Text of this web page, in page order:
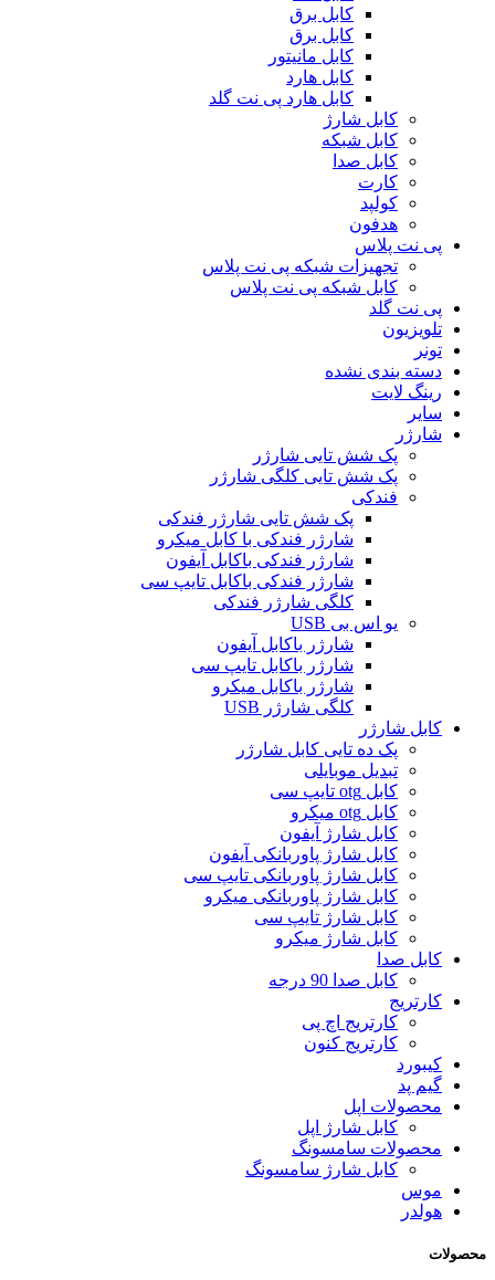
کابل برق
کابل برق
کابل مانیتور
کابل هارد
کابل هارد پی نت گلد
کابل شارژ
کابل شبکه
کابل صدا
کارت
کولپد
هدفون
پی نت پلاس
تجهیزات شبکه پی نت پلاس
کابل شبکه پی نت پلاس
پی نت گلد
تلویزیون
تونر
دسته بندی نشده
رینگ لایت
سایر
شارژر
پک شش تایی شارژر
پک شش تایی کلگی شارژر
فندکی
پک شش تایی شارژر فندکی
شارژر فندکی با کابل میکرو
شارژر فندکی باکابل آیفون
شارژر فندکی باکابل تایپ سی
کلگی شارژر فندکی
یو اس بی USB
شارژر باکابل آیفون
شارژر باکابل تایپ سی
شارژر باکابل میکرو
کلگی شارژر USB
کابل شارژر
پک ده تایی کابل شارژر
تبدیل موبایلی
کابل otg تایپ سی
کابل otg میکرو
کابل شارژ آیفون
کابل شارژ پاوربانکی آیفون
کابل شارژ پاوربانکی تایپ سی
کابل شارژ پاوربانکی میکرو
کابل شارژ تایپ سی
کابل شارژ میکرو
کابل صدا
کابل صدا 90 درجه
کارتریج
کارتریج اچ پی
کارتریج کنون
کیبورد
گیم پد
محصولات اپل
کابل شارژ اپل
محصولات سامسونگ
کابل شارژ سامسونگ
موس
هولدر
محصولات